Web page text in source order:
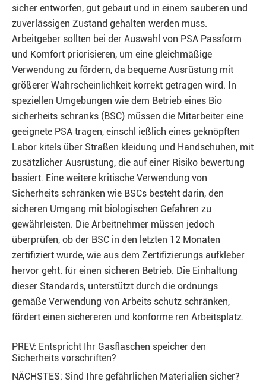
sicher entworfen, gut gebaut und in einem sauberen und
zuverlässigen Zustand gehalten werden muss.
Arbeitgeber sollten bei der Auswahl von PSA Passform
und Komfort priorisieren, um eine gleichmäßige
Verwendung zu fördern, da bequeme Ausrüstung mit
größerer Wahrscheinlichkeit korrekt getragen wird. In
speziellen Umgebungen wie dem Betrieb eines Bio
sicherheits schranks (BSC) müssen die Mitarbeiter eine
geeignete PSA tragen, einschl ießlich eines geknöpften
Labor kitels über Straßen kleidung und Handschuhen, mit
zusätzlicher Ausrüstung, die auf einer Risiko bewertung
basiert. Eine weitere kritische Verwendung von
Sicherheits schränken wie BSCs besteht darin, den
sicheren Umgang mit biologischen Gefahren zu
gewährleisten. Die Arbeitnehmer müssen jedoch
überprüfen, ob der BSC in den letzten 12 Monaten
zertifiziert wurde, wie aus dem Zertifizierungs aufkleber
hervor geht. für einen sicheren Betrieb. Die Einhaltung
dieser Standards, unterstützt durch die ordnungs
gemäße Verwendung von Arbeits schutz schränken,
fördert einen sichereren und konforme ren Arbeitsplatz.
PREV: Entspricht Ihr Gasflaschen speicher den
Sicherheits vorschriften?
NÄCHSTES: Sind Ihre gefährlichen Materialien sicher?